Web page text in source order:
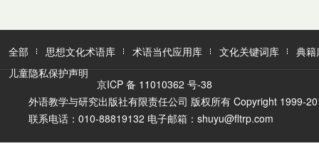
全部 思想文化术语库 术语当代应用库 文化关键词库
典籍
儿童隐私保护声明
京ICP 备 11010362 号-38
外语教学与研究出版社有限责任公司 版权所有 Copyright 1999-
联系电话：010-88819132 电子邮箱：shuyu@fltrp.com